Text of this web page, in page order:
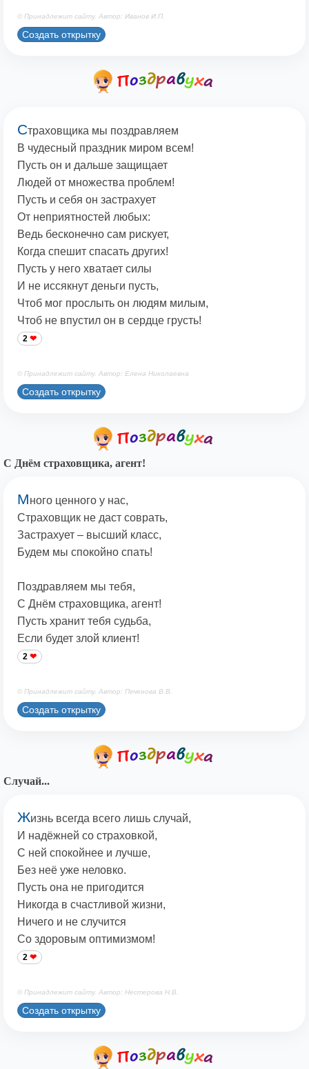
© Принадлежит сайту. Автор: Иванов И.П.
Создать открытку
Страховщика мы поздравляем
В чудесный праздник миром всем!
Пусть он и дальше защищает
Людей от множества проблем!
Пусть и себя он застрахует
От неприятностей любых:
Ведь бесконечно сам рискует,
Когда спешит спасать других!
Пусть у него хватает силы
И не иссякнут деньги пусть,
Чтоб мог прослыть он людям милым,
Чтоб не впустил он в сердце грусть!
2
© Принадлежит сайту. Автор: Елена Николаевна
Создать открытку
С Днём страховщика, агент!
Много ценного у нас,
Страховщик не даст соврать,
Застрахует – высший класс,
Будем мы спокойно спать!
Поздравляем мы тебя,
С Днём страховщика, агент!
Пусть хранит тебя судьба,
Если будет злой клиент!
2
© Принадлежит сайту. Автор: Печенова В.В.
Создать открытку
Случай...
Жизнь всегда всего лишь случай,
И надёжней со страховкой,
С ней спокойнее и лучше,
Без неё уже неловко.
Пусть она не пригодится
Никогда в счастливой жизни,
Ничего и не случится
Со здоровым оптимизмом!
2
© Принадлежит сайту. Автор: Нестерова Н.В.
Создать открытку